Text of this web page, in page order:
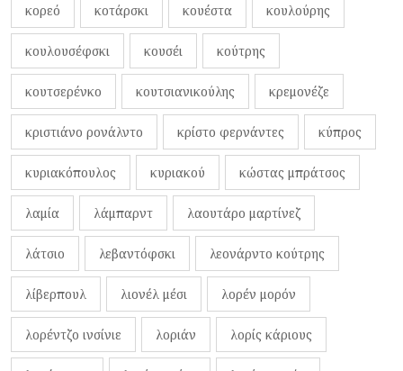
κορεό κοτάρσκι κουέστα κουλούρης
κουλουσέφσκι κουσέι κούτρης
κουτσερένκο κουτσιανικούλης κρεμονέζε
κριστιάνο ρονάλντο κρίστο φερνάντες κύπρος
κυριακόπουλος κυριακού κώστας μπράτσος
λαμία λάμπαρντ λαουτάρο μαρτίνεζ
λάτσιο λεβαντόφσκι λεονάρντο κούτρης
λίβερπουλ λιονέλ μέσι λορέν μορόν
λορέντζο ινσίνιε λοριάν λορίς κάριους